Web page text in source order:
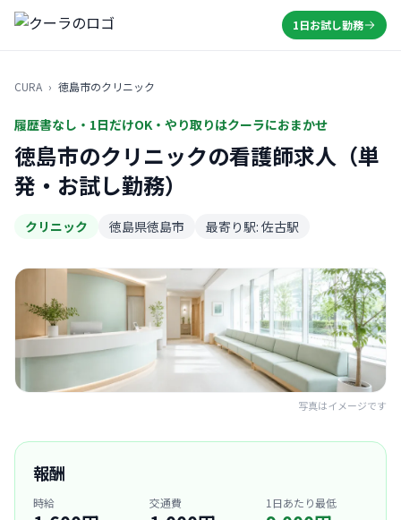
1日お試し勤務
CURA › 徳島市のクリニック
履歴書なし・1日だけOK・やり取りはクーラにおまかせ
徳島市のクリニックの看護師求人（単
発・お試し勤務）
クリニック 徳島県徳島市 最寄り駅: 佐古駅
写真はイメージです
報酬
時給 交通費 1日あたり最低